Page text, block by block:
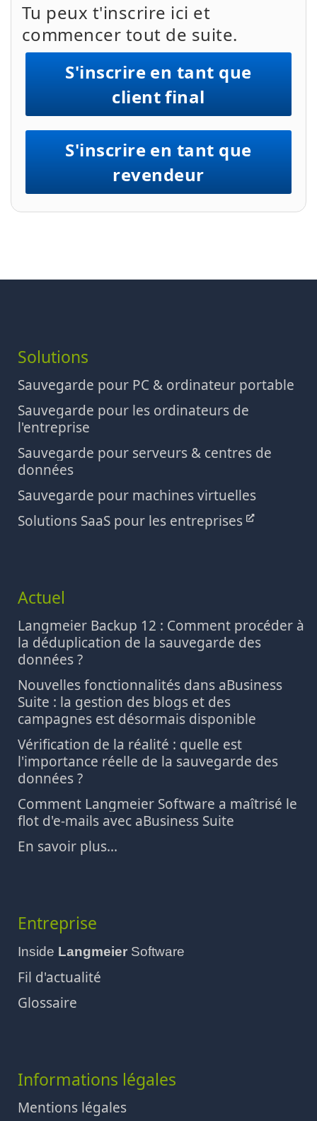
Tu peux t'inscrire ici et
commencer tout de suite.
S'inscrire en tant que
client final
S'inscrire en tant que
revendeur
Solutions
Sauvegarde pour PC & ordinateur portable
Sauvegarde pour les ordinateurs de
l'entreprise
Sauvegarde pour serveurs & centres de
données
Sauvegarde pour machines virtuelles
Solutions SaaS pour les entreprises
Actuel
Langmeier Backup 12 : Comment procéder à
la déduplication de la sauvegarde des
données ?
Nouvelles fonctionnalités dans aBusiness
Suite : la gestion des blogs et des
campagnes est désormais disponible
Vérification de la réalité : quelle est
l'importance réelle de la sauvegarde des
données ?
Comment Langmeier Software a maîtrisé le
flot d'e-mails avec aBusiness Suite
En savoir plus...
Entreprise
Inside Langmeier Software
Fil d'actualité
Glossaire
Informations légales
Mentions légales